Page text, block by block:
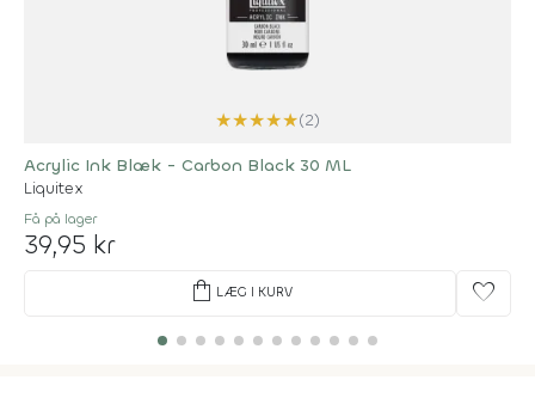
★★★★★(2)
Acrylic Ink Blæk - Carbon Black 30 ML
Liquitex
Få på lager
39,95 kr
shopping_bag LÆG I KURV favorite